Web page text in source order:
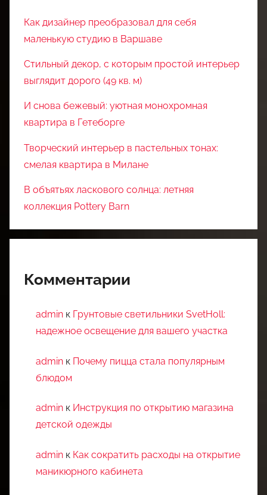
Как дизайнер преобразовал для себя
маленькую студию в Варшаве
Стильный декор, с которым простой интерьер
выглядит дорого (49 кв. м)
И снова бежевый: уютная монохромная
квартира в Гетеборге
Творческий интерьер в пастельных тонах:
смелая квартира в Милане
В объятьях ласкового солнца: летняя
коллекция Pottery Barn
Комментарии
admin к Грунтовые светильники SvetHoll:
надежное освещение для вашего участка
admin к Почему пицца стала популярным
блюдом
admin к Инструкция по открытию магазина
детской одежды
admin к Как сократить расходы на открытие
маникюрного кабинета